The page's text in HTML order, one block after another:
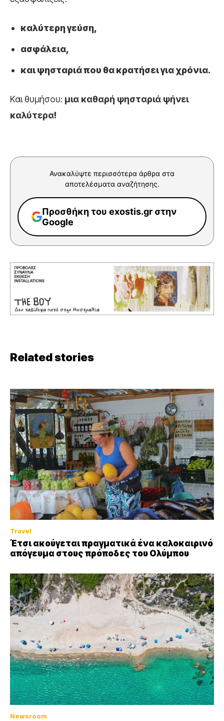
καλύτερη γεύση,
ασφάλεια,
και ψησταριά που θα κρατήσει για χρόνια.
Και θυμήσου: μια καθαρή ψησταριά ψήνει
καλύτερα!
Ανακαλύψτε περισσότερα άρθρα στα
αποτελέσματα αναζήτησης.
Προσθήκη του exostis.gr στην
Google
Related stories
Travel
Έτσι ακούγεται πραγματικά ένα καλοκαιρινό
απόγευμα στους πρόποδες του Ολύμπου
Newsroom